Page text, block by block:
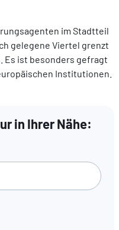
suchen
im Stadtteil
gelegene Viertel grenzt
Es ist besonders gefragt
Institutionen.
in Ihrer Nähe: